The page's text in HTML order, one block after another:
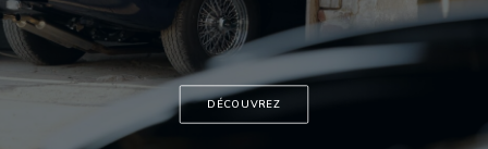
DÉCOUVREZ